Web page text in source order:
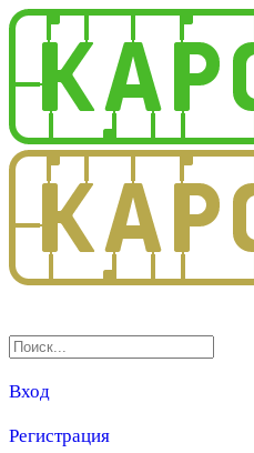
Вход
Регистрация